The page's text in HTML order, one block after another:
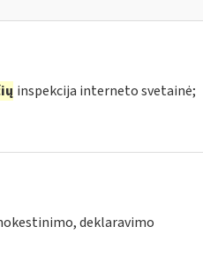
inspekcija interneto svetainė;
deklaravimo